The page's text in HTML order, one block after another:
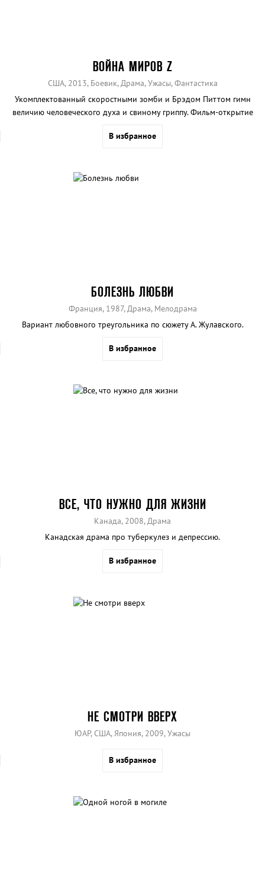
ВОЙНА МИРОВ Z
США, 2013, Боевик, Драма, Ужасы, Фантастика
Укомплектованный скоростными зомби и Брэдом Питтом гимн
величию человеческого духа и свиному гриппу. Фильм-открытие
В избранное
БОЛЕЗНЬ ЛЮБВИ
Франция, 1987, Драма, Мелодрама
Вариант любовного треугольника по сюжету А. Жулавского.
В избранное
ВСЕ, ЧТО НУЖНО ДЛЯ ЖИЗНИ
Канада, 2008, Драма
Канадская драма про туберкулез и депрессию.
В избранное
НЕ СМОТРИ ВВЕРХ
ЮАР, США, Япония, 2009, Ужасы
В избранное